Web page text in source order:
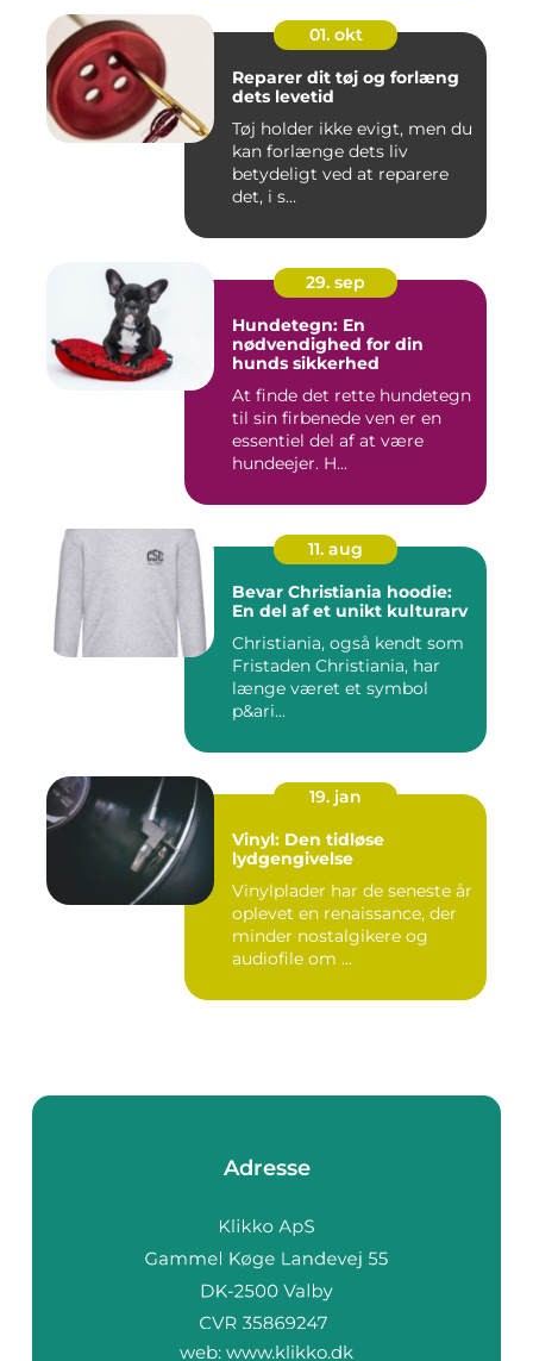
01. okt
Reparer dit tøj og forlæng
dets levetid
Tøj holder ikke evigt, men du
kan forlænge dets liv
betydeligt ved at reparere
det, i s...
29. sep
Hundetegn: En
nødvendighed for din
hunds sikkerhed
At finde det rette hundetegn
til sin firbenede ven er en
essentiel del af at være
hundeejer. H...
11. aug
Bevar Christiania hoodie:
En del af et unikt kulturarv
Christiania, også kendt som
Fristaden Christiania, har
længe været et symbol
p&ari...
19. jan
Vinyl: Den tidløse
lydgengivelse
Vinylplader har de seneste år
oplevet en renaissance, der
minder nostalgikere og
audiofile om ...
Adresse
web: www.klikko.dk